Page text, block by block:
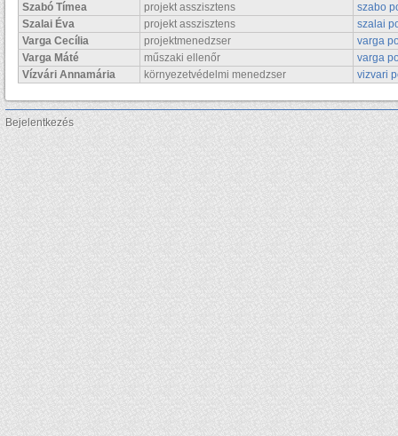
Szabó Tímea
projekt asszisztens
szabo
Szalai Éva
projekt asszisztens
szalai
Varga Cecília
projektmenedzser
varga
Varga Máté
műszaki ellenőr
varga
Vízvári Annamária
környezetvédelmi menedzser vizvari
Bejelentkezés